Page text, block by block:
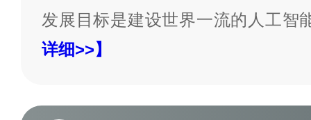
发展目标是建设世界一流的人工智
详细>>】